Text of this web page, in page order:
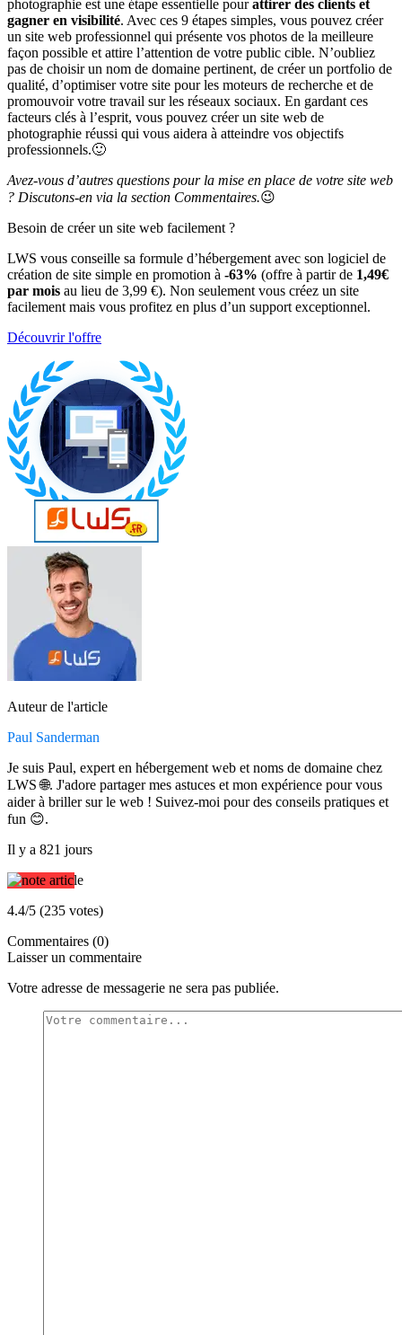
photographie est une étape essentielle pourattirer des clients et
gagner en visibilité. Avec ces 9 étapes simples, vous pouvez créer
un site web professionnel qui présente vos photos de la meilleure
façon possible et attire l’attention de votre public cible. N’oubliez
pas de choisir un nom de domaine pertinent, de créer un portfolio de
qualité, d’optimiser votre site pour les moteurs de recherche et de
promouvoir votre travail sur les réseaux sociaux. En gardant ces
facteurs clés à l’esprit, vous pouvez créer un site web de
photographie réussi qui vous aidera à atteindre vos objectifs
professionnels.🙂
Avez-vous d’autres questions pour la mise en place de votre site web
? Discutons-en via la section Commentaires.😉
Besoin de créer un site web facilement ?
LWS vous conseille sa formule d’hébergement avec son logiciel de
création de site simple en promotion à -63% (offre à partir de 1,49€
par mois au lieu de 3,99 €). Non seulement vous créez un site
facilement mais vous profitez en plus d’un support exceptionnel.
Découvrir l'offre
Auteur de l'article
Paul Sanderman
Je suis Paul, expert en hébergement web et noms de domaine chez
LWS 🌐. J'adore partager mes astuces et mon expérience pour vous
aider à briller sur le web ! Suivez-moi pour des conseils pratiques et
fun 😊.
Il y a 821 jours
4.4/5 (235 votes)
Commentaires (0)
Laisser un commentaire
Votre adresse de messagerie ne sera pas publiée.